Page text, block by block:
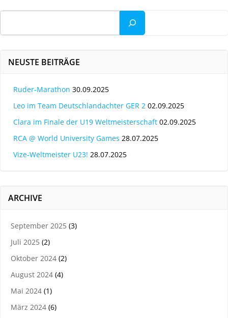
Suchen
NEUSTE BEITRÄGE
Ruder-Marathon 30.09.2025
Leo im Team Deutschlandachter GER 2 02.09.2025
Clara im Finale der U19 Weltmeisterschaft 02.09.2025
RCA @ World University Games 28.07.2025
Vize-Weltmeister U23! 28.07.2025
ARCHIVE
September 2025 (3)
Juli 2025 (2)
Oktober 2024 (2)
August 2024 (4)
Mai 2024 (1)
März 2024 (6)